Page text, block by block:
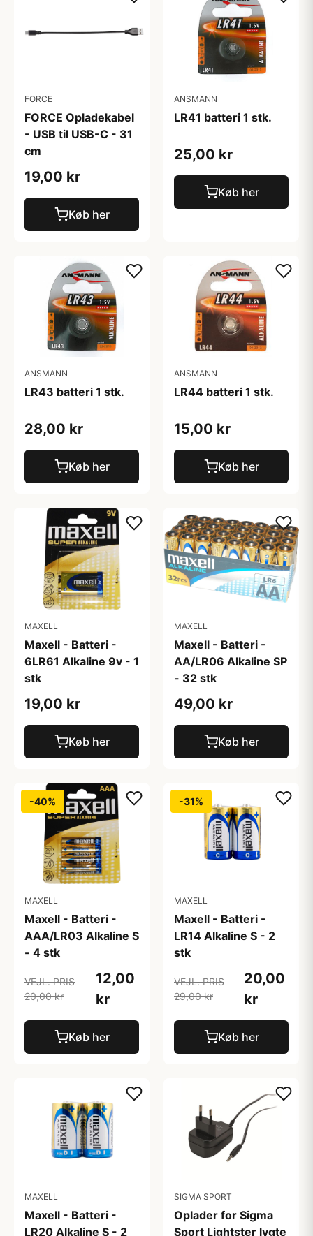
FORCE
FORCE Opladekabel
- USB til USB-C - 31
cm
19,00 kr
Køb her
ANSMANN
LR41 batteri 1 stk.
25,00 kr
Køb her
ANSMANN
LR43 batteri 1 stk.
28,00 kr
Køb her
ANSMANN
LR44 batteri 1 stk.
15,00 kr
Køb her
MAXELL
Maxell - Batteri -
6LR61 Alkaline 9v - 1
stk
19,00 kr
Køb her
MAXELL
Maxell - Batteri -
AA/LR06 Alkaline SP
- 32 stk
49,00 kr
Køb her
-40%
MAXELL
Maxell - Batteri -
AAA/LR03 Alkaline S
- 4 stk
VEJL. PRIS
20,00 kr
12,00
kr
Køb her
-31%
MAXELL
Maxell - Batteri -
LR14 Alkaline S - 2
stk
VEJL. PRIS
29,00 kr
20,00
kr
Køb her
MAXELL
Maxell - Batteri -
LR20 Alkaline S - 2
SIGMA SPORT
Oplader for Sigma
Sport Lightster lygte